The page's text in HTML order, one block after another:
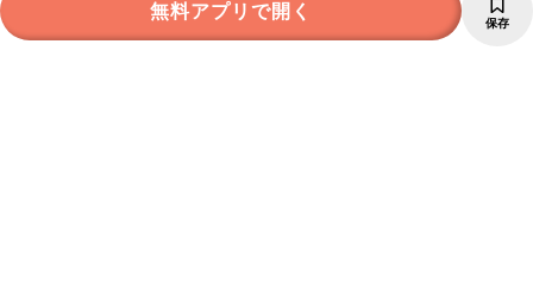
無料アプリで開く 保存